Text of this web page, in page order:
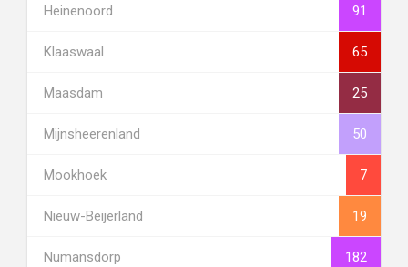
Heinenoord 91
Klaaswaal 65
Maasdam 25
Mijnsheerenland 50
Mookhoek 7
Nieuw-Beijerland 19
Numansdorp 182